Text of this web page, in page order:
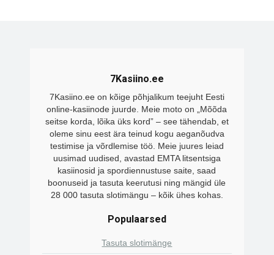
7Kasiino.ee
7Kasiino.ee on kõige põhjalikum teejuht Eesti
online-kasiinode juurde. Meie moto on „Mõõda
seitse korda, lõika üks kord” – see tähendab, et
oleme sinu eest ära teinud kogu aeganõudva
testimise ja võrdlemise töö. Meie juures leiad
uusimad uudised, avastad EMTA litsentsiga
kasiinosid ja spordiennustuse saite, saad
boonuseid ja tasuta keerutusi ning mängid üle
28 000 tasuta slotimängu – kõik ühes kohas.
Populaarsed
Tasuta slotimänge